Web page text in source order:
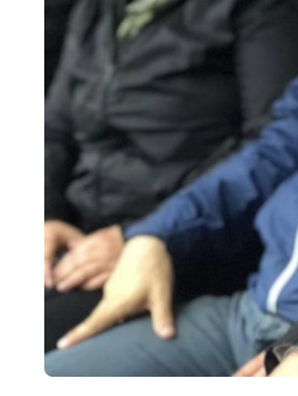
4 Nisan Sokak
Dostlarımıza Sahip
4 Nisan 2026
Yalova Beşiktaşlılar
Kent Konseyi’ne Ziyaret
3 Nisan 2026
Muğlim Bağatar’dan
Ziyaret
3 Nisan 2026
Yalova Belediyesi’nden
Engin’e ziyaret
1 Nisan 2026